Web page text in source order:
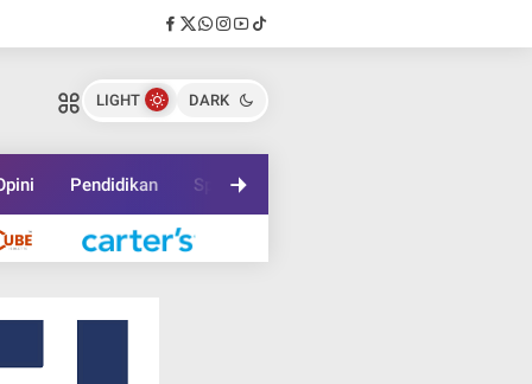
LIGHT DARK
Pendidikan Sport